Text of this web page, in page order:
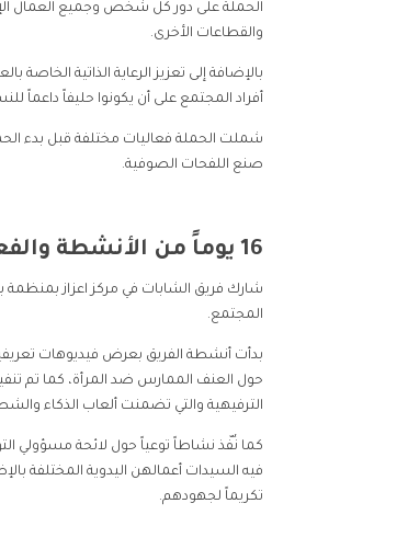
الحملة على دور كل شخص وجميع العمال
والقطاعات الأخرى.
بالإضافة إلى تعزيز الرعاية الذاتية
أفراد المجتمع على أن يكونوا حليفاً داعماً
شملت الحملة فعاليات مختلفة قبل بدء
صنع اللفحات الصوفية.
16 يوماً من الأنشطة والفعاليات المختلفة:
المجتمع.
بدأت أنشطة الفريق بعرض فيديوهات
حول العنف الممارس ضد المرأة، كما تم
الترفيهية والتي تضمنت ألعاب الذكاء
كما نُفّذ نشاطاً توعياً حول لائحة مسؤولي
فيه السيدات أعمالهن اليدوية المختلفة
تكريماً لجهودهم.